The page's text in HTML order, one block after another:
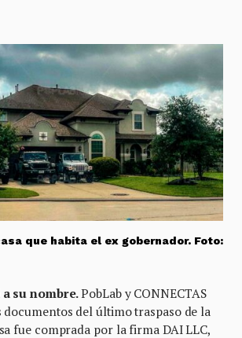
que habita el ex gobernador. Foto:
a su nombre.PobLab y CONNECTAS
del último traspaso de la
fue comprada por la firma DAI LLC,